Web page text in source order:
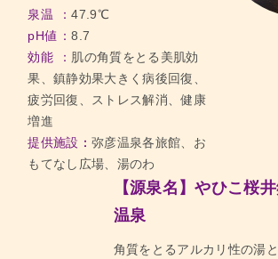
泉温
47.9℃
pH値
8.7
効能
肌の角質をとる美肌効
果、鎮静効果大きく病後回復、
疲労回復、ストレス解消、健康
増進
提供施設： 弥彦温泉各旅館、お
もてなし広場、湯のわ
【源泉名】やひこ桜
温泉
角質をとるアルカリ性の湯